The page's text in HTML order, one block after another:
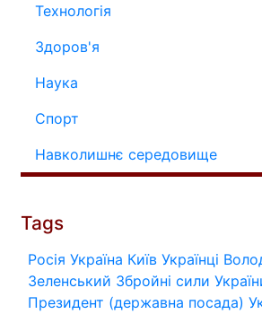
Технологія
Здоров'я
Наука
Спорт
Навколишнє середовище
Tags
Росія Україна Київ Українці
Зеленський Збройні сили
Президент (державна посада)